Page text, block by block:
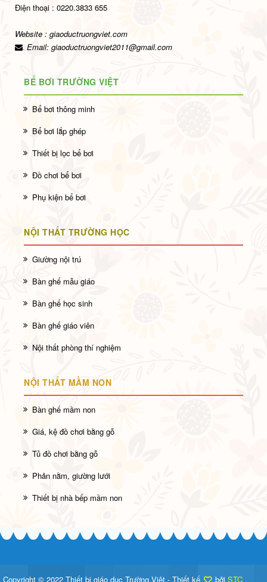
Điện thoại : 0220.3833 655
Website : giaoductruongviet.com
Email: giaoductruongviet2011@gmail.com
BỂ BƠI TRƯỜNG VIỆT
Bể bơi thông minh
Bể bơi lắp ghép
Thiết bị lọc bể bơi
Đồ chơi bể bơi
Phụ kiện bể bơi
NỘI THẤT TRƯỜNG HỌC
Giường nội trú
Bàn ghế mẫu giáo
Bàn ghế học sinh
Bàn ghế giáo viên
Nội thất phòng thí nghiệm
NỘI THẤT MẦM NON
Bàn ghế mầm non
Giá, kệ đồ chơi bằng gỗ
Tủ đồ chơi bằng gỗ
Phản nằm, giường lưới
Thiết bị nhà bếp mầm non
Copyright © 2022 Thiết bị giáo dục Trường Việt - Thiết kế bởi STC